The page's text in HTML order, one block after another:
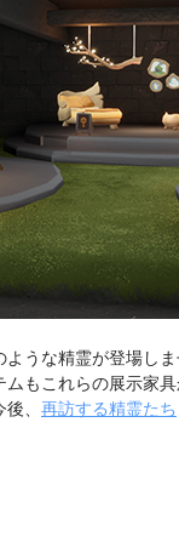
うな精霊が登場し
もこれらの展示家
、 再訪する精霊たち